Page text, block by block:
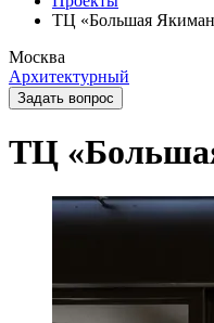
ТЦ «Большая
Москва
Архитектурный
Задать вопрос
ТЦ